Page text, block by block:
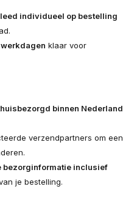
individueel op bestelling
klaar voor
binnen Nederland
verzendpartners om een
bezorginformatie inclusief
je bestelling.